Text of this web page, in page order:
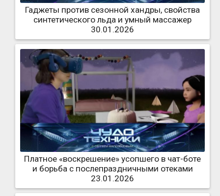
Гаджеты против сезонной хандры, свойства
синтетического льда и умный массажер
30.01.2026
Платное «воскрешение» усопшего в чат-боте
и борьба с послепраздничными отеками
23.01.2026